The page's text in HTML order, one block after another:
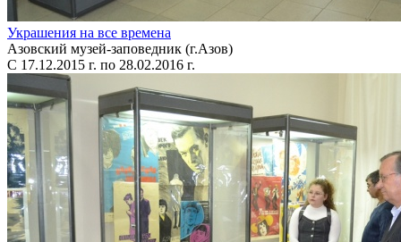
Украшения на все времена
Азовский музей-заповедник (г.Азов)
С 17.12.2015 г. по 28.02.2016 г.